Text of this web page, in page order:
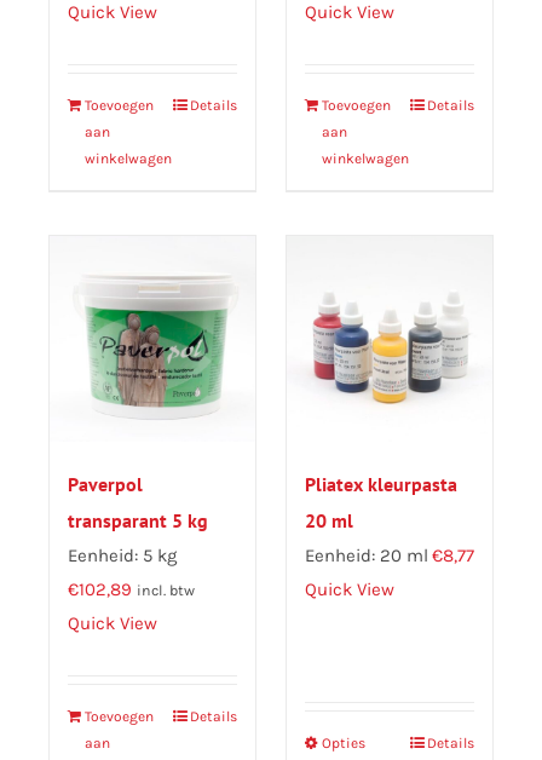
Quick View
Toevoegen
aan
winkelwagen
Details
Quick View
Toevoegen
aan
winkelwagen
Details
Paverpol
transparant 5 kg
Eenheid: 5 kg
€102,89 incl. btw
Quick View
Toevoegen
aan
Details
Pliatex kleurpasta
20 ml
Eenheid: 20 ml €8,77
Quick View
Opties
Dit
Details